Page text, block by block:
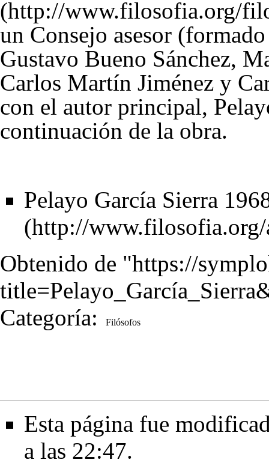
un Consejo asesor
Gustavo Bueno Sánchez,
Carlos Martín Jiménez y
con el autor principal,
continuación de la obra.
Pelayo García Sierra
Obtenido de "https://
Categoría: Filósofos
Esta página fue
a las 22:47.